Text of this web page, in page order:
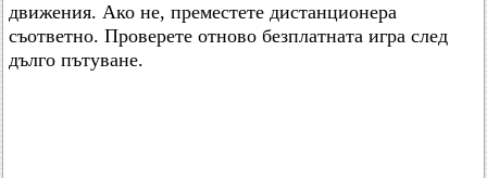
движения. Ако не, преместете дистанционера
съответно. Проверете отново безплатната игра след
дълго пътуване.